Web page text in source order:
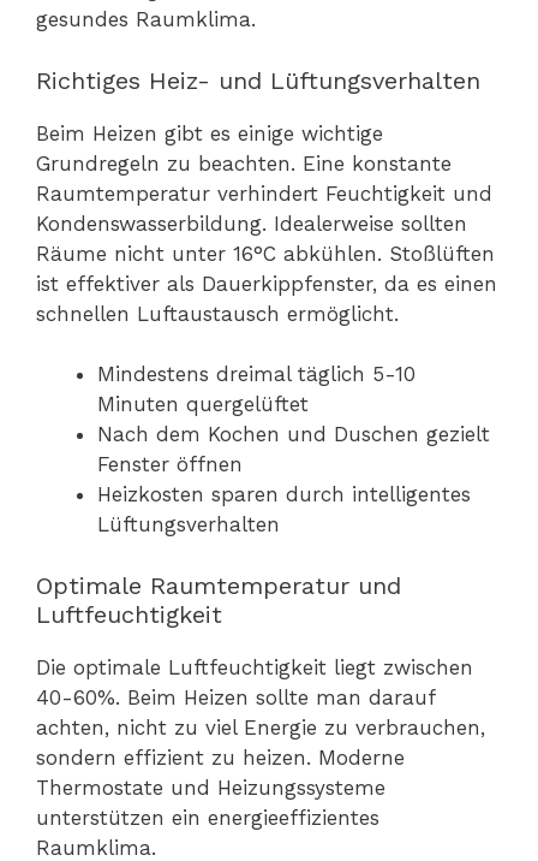
gesundes Raumklima.
Richtiges Heiz- und Lüftungsverhalten
Beim Heizen gibt es einige wichtige
Grundregeln zu beachten. Eine konstante
Raumtemperatur verhindert Feuchtigkeit und
Kondenswasserbildung. Idealerweise sollten
Räume nicht unter 16°C abkühlen. Stoßlüften
ist effektiver als Dauerkippfenster, da es einen
schnellen Luftaustausch ermöglicht.
Mindestens dreimal täglich 5-10
Minuten quergelüftet
Nach dem Kochen und Duschen gezielt
Fenster öffnen
Heizkosten sparen durch intelligentes
Lüftungsverhalten
Optimale Raumtemperatur und
Luftfeuchtigkeit
Die optimale Luftfeuchtigkeit liegt zwischen
40-60%. Beim Heizen sollte man darauf
achten, nicht zu viel Energie zu verbrauchen,
sondern effizient zu heizen. Moderne
Thermostate und Heizungssysteme
unterstützen ein energieeffizientes
Raumklima.